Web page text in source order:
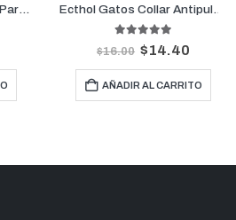
Lata Hills Medicado A/D Para Perro Y Gato 5.5 Onz Ecthol Gatos Collar Antipulgas y Garrapatas
out of 5
16.00 $ 14.40
AÑADIR AL CARRITO